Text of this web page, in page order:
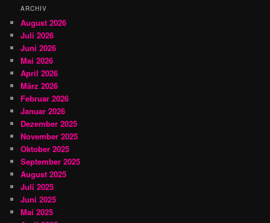
ARCHIV
August 2026
Juli 2026
Juni 2026
Mai 2026
April 2026
März 2026
Februar 2026
Januar 2026
Dezember 2025
November 2025
Oktober 2025
September 2025
August 2025
Juli 2025
Juni 2025
Mai 2025